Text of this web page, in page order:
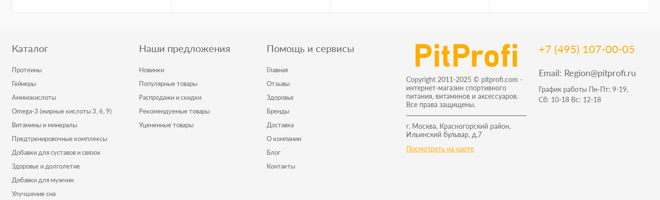
Каталог
Протеины
Гейнеры
Аминокислоты
Omega-3 (жирные кислоты 3, 6, 9)
Витамины и минералы
Предтренировочные комплексы
Добавки для суставов и связок
Здоровье и долголетие
Добавки для мужчин
Улучшение сна
Наши предложения
Новинки
Популярные товары
Распродажи и скидки
Рекомендуемые товары
Уцененные товары
Помощь и сервисы
Главная
Отзывы
Здоровье
Бренды
Доставка
О компании
Блог
Контакты
Copyright 2011-2025 © pitprofi.com -
интернет-магазин спортивного
питания, витаминов и аксессуаров.
Все права защищены.
г. Москва, Красногорский район,
Ильинский бульвар, д.7
Посмотреть на карте
+7 (495) 107-00-05
Email: Region@pitprofi.ru
График работы Пн-Пт: 9-19,
Сб: 10-18 Вс: 12-18